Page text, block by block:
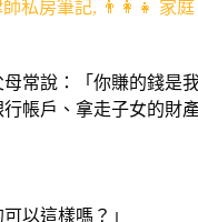
師私房筆記, 👨‍👩‍👧 家
常說：「你賺的錢是
帳戶、拿走子女的財
以這樣嗎？」